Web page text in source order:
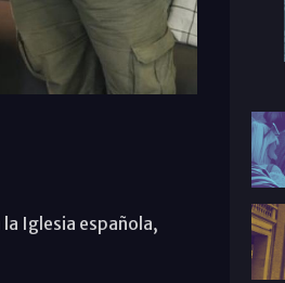
Iglesia española,